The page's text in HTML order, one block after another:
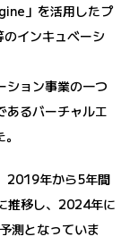
」を活用したプ
インキュベーシ
ョン事業の一つ
るバーチャルエ
2019年から5年間
推移し、2024年に
測となっていま